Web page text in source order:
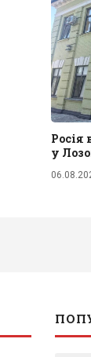
Росія
у